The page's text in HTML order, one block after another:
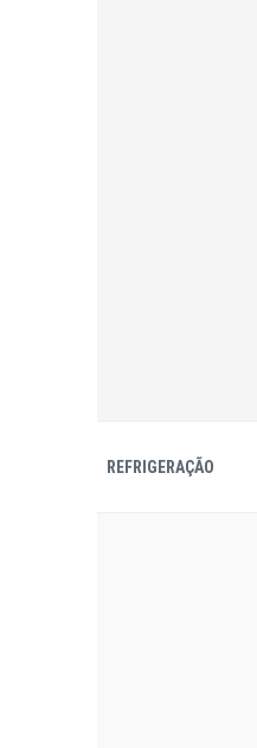
REFRIGERAÇÃO